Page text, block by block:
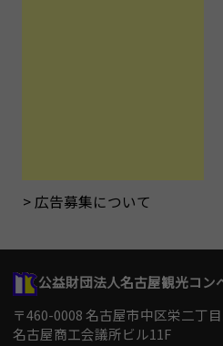
広告募集について
公益財団法人名古屋観光コン
〒460-0008 名古屋市中区栄二丁
名古屋商工会議所ビル11F